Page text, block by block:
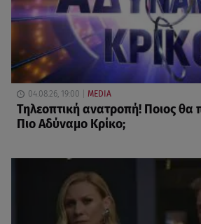
04.08.26, 19:00 MEDIA
Τηλεοπτική ανατροπή! Ποιος θα
Πιο Αδύναμο Κρίκο;